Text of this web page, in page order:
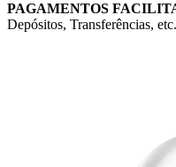
PAGAMENTOS
Depósitos, Transferências, etc.